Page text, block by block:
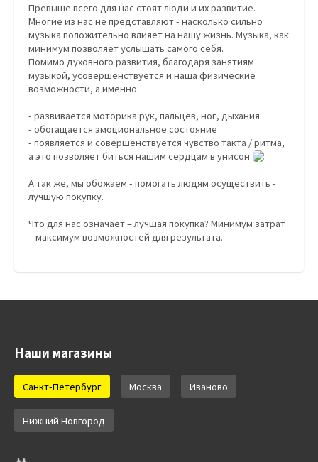
Превыше всего для нас стоят люди и их развитие.
Многие из нас не представляют - насколько сильно
музыка положительно влияет на нашу жизнь. Музыка, как
минимум позволяет услышать самого себя.
Помимо духовного развития, благодаря занятиям
музыкой, усовершенствуется и наша физические
возможности, а именно:
- развивается моторика рук, пальцев, ног, дыхания
- обогащается эмоциональное состояние
- появляется и совершенствуется чувство такта / ритма,
а это позволяет биться нашим сердцам в унисон
А так же, мы обожаем - помогать людям осуществить -
лучшую покупку.
Что для нас означает – лучшая покупка? Минимум затрат
– максимум возможностей для результата.
Наши магазины
Санкт-Петербург Москва Иваново
Нижний Новгород